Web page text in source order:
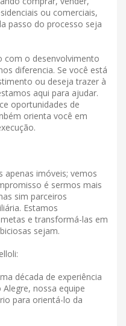
ou comerciais,
passo do processo seja
com o desenvolvimento
diferencia. Se você está
ou deseja trazer à
aqui para ajudar.
oportunidades de
orienta você em
apenas imóveis; vemos
é sermos mais
sim parceiros
Estamos
e transformá-las em
sejam.
década de experiência
nossa equipe
para orientá-lo da